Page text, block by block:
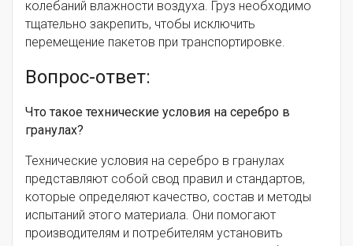
колебаний влажности воздуха. Груз необходимо
тщательно закрепить, чтобы исключить
перемещение пакетов при транспортировке.
Вопрос-ответ:
Что такое технические условия на серебро в
гранулах?
Технические условия на серебро в гранулах
представляют собой свод правил и стандартов,
которые определяют качество, состав и методы
испытаний этого материала. Они помогают
производителям и потребителям установить